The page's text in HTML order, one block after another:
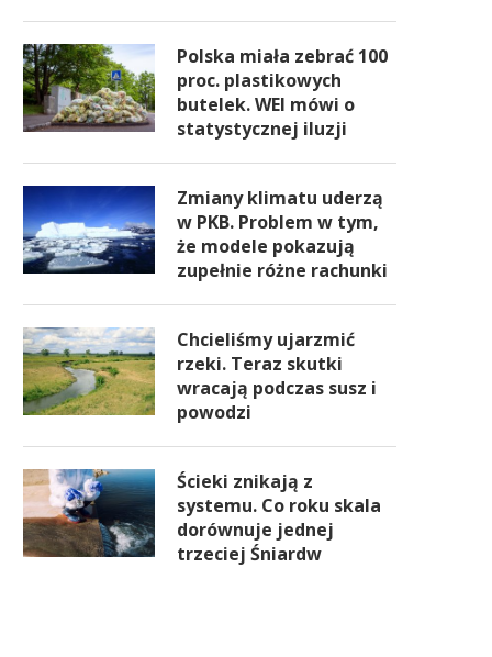
Polska miała zebrać 100
proc. plastikowych
butelek. WEI mówi o
statystycznej iluzji
Zmiany klimatu uderzą
w PKB. Problem w tym,
że modele pokazują
zupełnie różne rachunki
Chcieliśmy ujarzmić
rzeki. Teraz skutki
wracają podczas susz i
powodzi
Ścieki znikają z
systemu. Co roku skala
dorównuje jednej
trzeciej Śniardw